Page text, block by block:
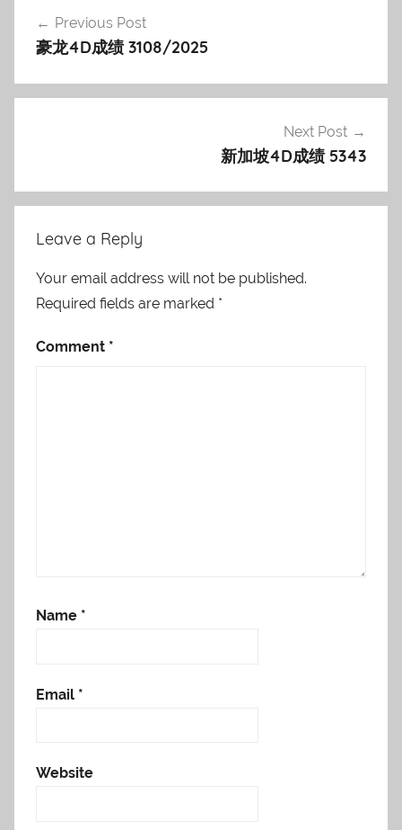
navigation
Previous Post
豪龙4D成绩 3108/2025
Next Post
新加坡4D成绩 5343
Leave a Reply
Your email address will not be published.
Required fields are marked *
Comment *
Name *
Email *
Website